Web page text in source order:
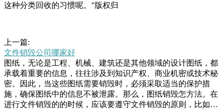
这种分类回收的习惯呢。”版权归
上一篇:
文件销毁公司哪家好
图纸，无论是工程、机械、建筑还是其他领域的设计图纸，都
承载着重要的信息，往往涉及到知识产权、商业机密或技术秘
密。因此，当这些图纸需要销毁时，必须采取适当的保护措
施，确保图纸中的信息不被泄露。那么，图纸销毁怎方法。在
进行文件销毁的的时候，应该要遵守文件销毁的原则，比如所